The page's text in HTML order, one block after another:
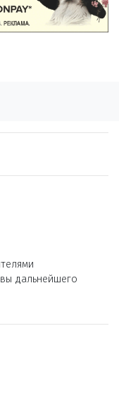
дальнейшего